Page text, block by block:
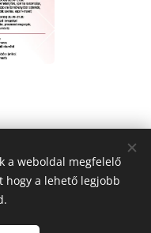
a weboldal megfelelő
hogy a lehető legjobb